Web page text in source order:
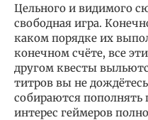
Цельного и видимого
свободная игра.
каком порядке их
конечном счёте, все
другом квесты
титров вы не
собираются пополнять
интерес геймеров